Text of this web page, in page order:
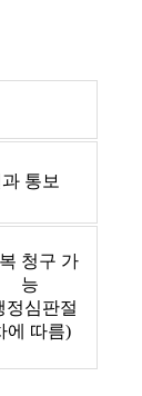
통보
청구 가
능
정심판절
에 따름)